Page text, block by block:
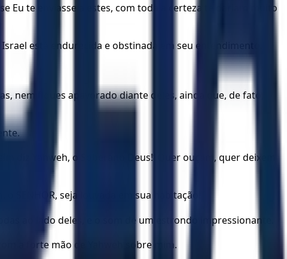
Eu te enviasse a estes, com toda a certeza te dariam muito
está endurecida e obstinada em seu entendimento.
nem fiques apavorado diante deles, ainda que, de fato,
diz Yahweh, o Soberano Deus!’ Quer ouçam, quer deixem
seja louvada em sua habitação!”
ao lado deles, e o som de um estrondo impressionante.
a forte mão de Yahweh sobre mim.